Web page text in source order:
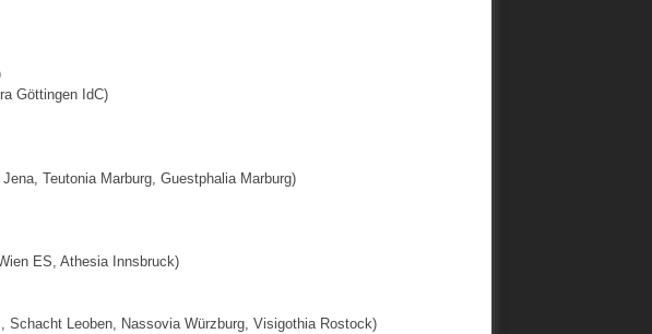
Göttingen IdC)
Teutonia Marburg, Guestphalia Marburg)
ES, Athesia Innsbruck)
Schacht Leoben, Nassovia Würzburg, Visigothia Rostock)